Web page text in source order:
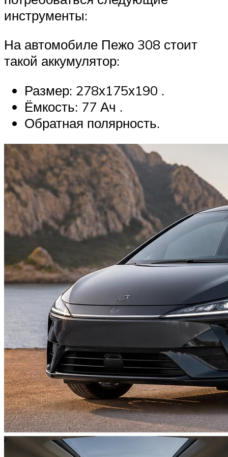
инструменты:
На автомобиле Пежо 308 стоит
такой аккумулятор:
Размер: 278х175х190 .
Ёмкость: 77 Ач .
Обратная полярность.